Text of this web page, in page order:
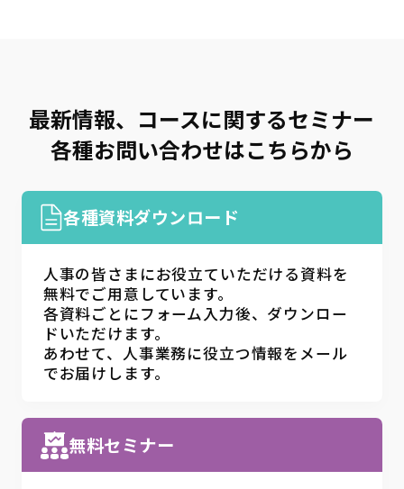
専門知識・スキル
生産性向上・タイムマネジメント (17)
ビジネス文書・資料作成(12)
ITリテラシー（PC・DX)(14)
財務・会計(5)
コンプライアンス・リスク管理(3)
メンタルヘルス・ハラスメント防止
英語(5) リベラルアーツ・教養(11)
条件を追加する
最新情報、コースに関するセミナー
各種お問い合わせはこちらから
各種資料ダウンロード
人事の皆さまにお役立ていただける資料を
無料でご用意しています。
各資料ごとにフォーム入力後、ダウンロー
ドいただけます。
あわせて、人事業務に役立つ情報をメール
でお届けします。
無料セミナー